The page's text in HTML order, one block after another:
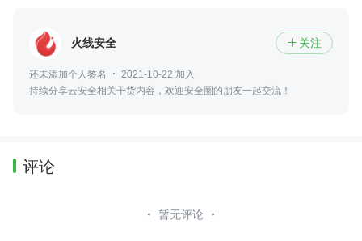
火线安全  关注
还未添加个人签名
2021-10-22 加入
持续分享云安全相关干货内容，欢迎安全圈的朋友一起交流！
评论
暂无评论